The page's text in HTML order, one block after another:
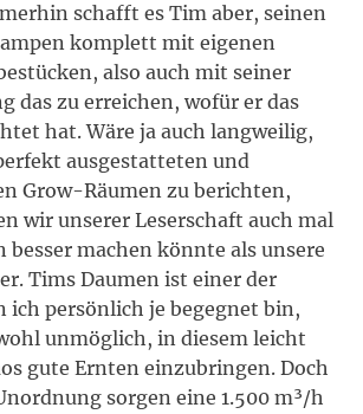
schafft es Tim aber, seinen
komplett mit eigenen
also auch mit seiner
das zu erreichen, wofür er das
hat. Wäre ja auch langweilig,
ausgestatteten und
Grow-Räumen zu berichten,
wir unserer Leserschaft auch mal
besser machen könnte als unsere
Tims Daumen ist einer der
ich persönlich je begegnet bin,
unmöglich, in diesem leicht
gute Ernten einzubringen. Doch
sorgen eine 1.500 m³/h